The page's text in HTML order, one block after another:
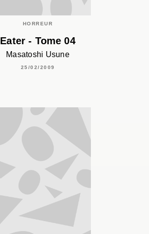
HORREUR
Eater - Tome 04
Masatoshi Usune
25/02/2009